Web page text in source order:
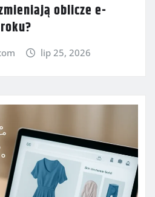
oblicze e-
lip 25, 2026